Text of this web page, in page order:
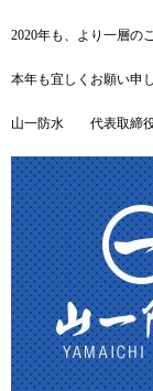
2020年も、より一層の
本年も宜しくお願い申
山一防水 代表取